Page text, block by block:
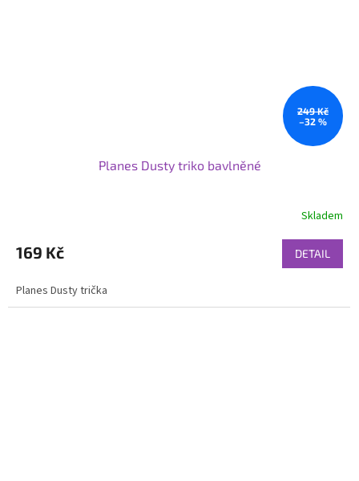
249 Kč
–32 %
Planes Dusty triko bavlněné
Skladem
169 Kč DETAIL
Planes Dusty trička